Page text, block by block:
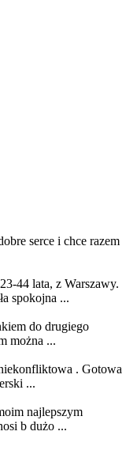
serce i chce razem
44 lata, z Warszawy.
spokojna ...
do drugiego
można ...
. Gotowa
...
najlepszym
b dużo ...